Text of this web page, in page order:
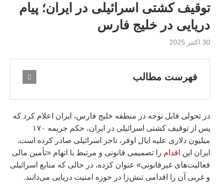
توقیف کشتی اسرائیلی در ایران؛ پیام
دریایی در خلیج فارس
30 اکتبر 2025
فهرست مطالب
در تحولی قابل توجه در منطقه خلیج فارس، ایران اعلام کرد که
پس از توقیف کشتی اسرائیلی در ایران، حکم جریمه ۱۷۰
میلیون دلاری علیه ایال اوفر، تاجر اسرائیلی صادر کرده است.
ایران این اقدام را تصمیمی قانونی و مرتبط با اتهام «تأمین مالی
فعالیت‌های غیرقانونی» عنوان کرده، در حالی که منابع اسرائیلی
و غربی آن را اقدامی تنش‌زا در حوزه امنیت دریایی می‌دانند.